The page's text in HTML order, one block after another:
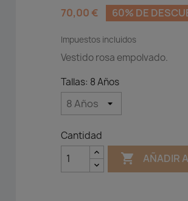
70,00 €
60% DE
Impuestos incluidos
Vestido rosa empolvado.
Tallas: 8 Años
Cantidad
 AÑADIR